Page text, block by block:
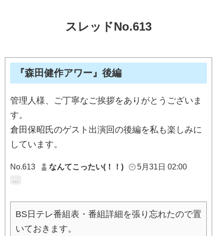
スレッドNo.613
『森田健作アワー』後編
管理人様、ご丁寧なご挨拶をありがとうございま
す。
倉田保昭氏のゲスト出演回の後編を私も楽しみに
しています。
No.613 なんてこったい(！！) 5月31日 02:00
…
BS日テレ番組表・番組詳細を張り忘れたので置
いておきます。